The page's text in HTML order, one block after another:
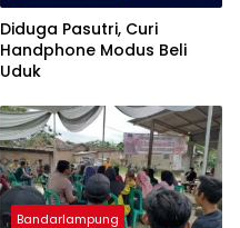
Diduga Pasutri, Curi
Handphone Modus Beli
Uduk
Bandarlampung